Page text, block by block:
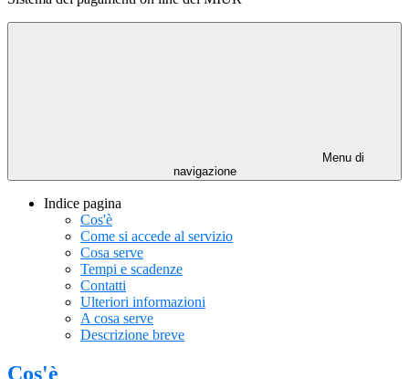
Menu di
navigazione
Indice pagina
Cos'è
Come si accede al servizio
Cosa serve
Tempi e scadenze
Contatti
Ulteriori informazioni
A cosa serve
Descrizione breve
Cos'è